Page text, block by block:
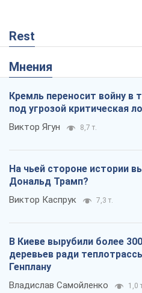
Rest
Мнения
Кремль переносит войну в
под угрозой критическая
Виктор Ягун 8,7 т.
На чьей стороне истории
Дональд Трамп?
Виктор Каспрук 7,3 т.
В Киеве вырубили более
деревьев ради
Генплану
Владислав Самойленко 1,0